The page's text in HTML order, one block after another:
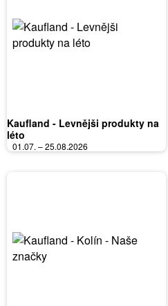
Kaufland - Levnějši produkty na
léto
01.07. – 25.08.2026